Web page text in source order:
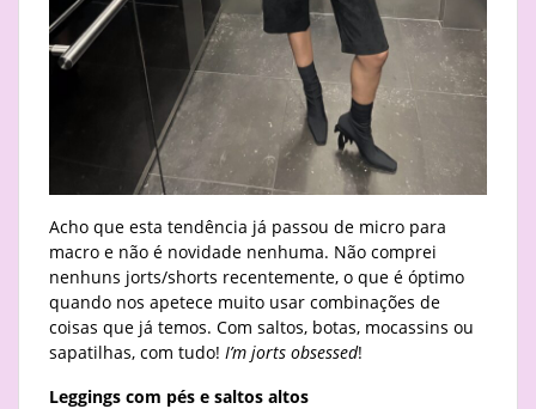
Acho que esta tendência já passou de micro para
macro e não é novidade nenhuma. Não comprei
nenhuns jorts/shorts recentemente, o que é óptimo
quando nos apetece muito usar combinações de
coisas que já temos. Com saltos, botas, mocassins ou
sapatilhas, com tudo! I’m jorts obsessed!
Leggings com pés e saltos altos